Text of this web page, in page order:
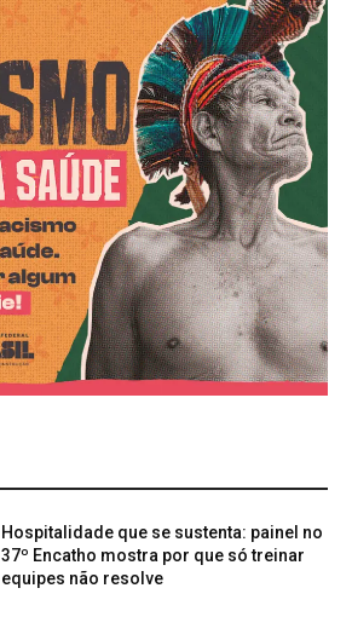
Hospitalidade que se sustenta: painel no
37º Encatho mostra por que só treinar
equipes não resolve